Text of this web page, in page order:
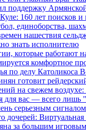
поддержку
160 лет поисков и
единоборства,
нашествия
знать исполнителю
которые работают
комфортное
по делу Католикоса
готовит
на свежем
для вас — всего лишь
серьезным сигналом
дочерей:
за большим